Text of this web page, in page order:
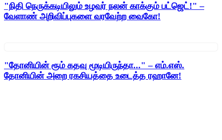
"நிதி நெருக்கடியிலும் உழவர் நலன் காக்கும் பட்ஜெட்!" –
வேளாண் அறிவிப்புகளை வரவேற்ற வைகோ!
"தோனியின் ரூம் கதவு மூடியிருந்தா..." – எம்.எஸ்.
தோனியின் அறை ரகசியத்தை உடைத்த ரஹானே!